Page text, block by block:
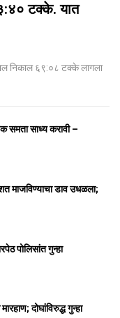
टक्के. यात
निकाल ६९:०८ टक्के लागला
समता साध्य करावी –
माजविण्याचा डाव उधळला;
पोलिसांत गुन्हा
दोघांविरुद्ध गुन्हा